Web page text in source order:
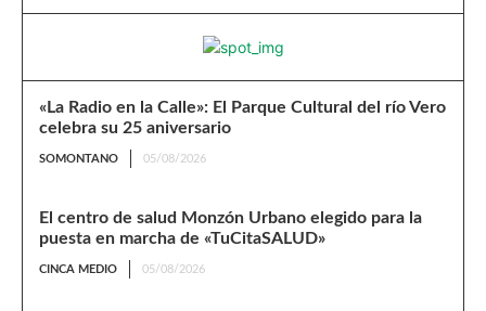
«La Radio en la Calle»: El Parque Cultural del río Vero
celebra su 25 aniversario
SOMONTANO 05/08/2026
El centro de salud Monzón Urbano elegido para la
puesta en marcha de «TuCitaSALUD»
CINCA MEDIO 05/08/2026